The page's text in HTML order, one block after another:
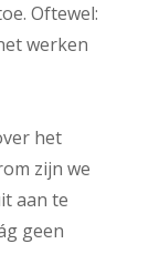
Oftewel:
werken
het
zijn we
aan te
geen